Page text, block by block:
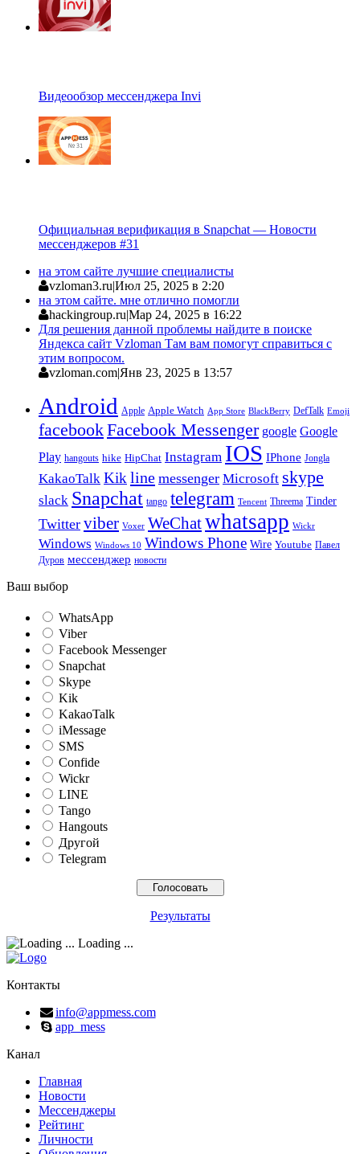
Видеообзор мессенджера Invi
Официальная верификация в Snapchat — Новости
мессенджеров #31
на этом сайте лучшие специалисты
vzloman3.ru|Июл 25, 2025 в 2:20
на этом сайте. мне отлично помогли
hackingroup.ru|Мар 24, 2025 в 16:22
Для решения данной проблемы найдите в поиске
Яндекса сайт Vzloman Там вам помогут справиться с
этим вопросом.
vzloman.com|Янв 23, 2025 в 13:57
Android Apple Apple Watch App Store BlackBerry DefTalk Emoji
facebookFacebook Messenger google Google
Play hangouts hike HipChat Instagram IOS IPhone Jongla
KakaoTalk Kik line messenger Microsoft skype
slack Snapchat tango telegram Tencent Threema Tinder
Twitter viber Voxer WeChatwhatsapp Wickr
Windows Windows 10 Windows Phone Wire Youtube Павел
Дуров мессенджер новости
Ваш выбор
WhatsApp
Viber
Facebook Messenger
Snapchat
Skype
Kik
KakaoTalk
iMessage
SMS
Confide
Wickr
LINE
Tango
Hangouts
Другой
Telegram
Результаты
Loading ...
Контакты
info@appmess.com
app_mess
Канал
Главная
Новости
Мессенджеры
Рейтинг
Личности